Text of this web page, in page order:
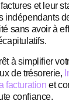
et leur
indépendants
sans avoir à
à simplifier
de trésorerie,
facturation et
confiance.